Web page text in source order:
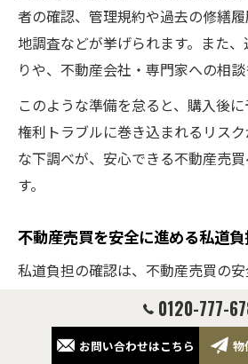
者の確認、管理規約や過去の修繕
地調査などが挙げられます。また
りや、不動産会社・専門家への相談
このような準備を怠ると、購入後
権利トラブルに巻き込まれるリス
な下調べが、安心できる不動産売
す。
不動産売買を安全に進める私道
私道負担の確認は、不動産売買の安
なプロセスです。確認すべき基本ポ
共有者」「通行権の有無」「維持
バックの必要性」の4点です。
0120-777-
お問い合わせはこちら 物